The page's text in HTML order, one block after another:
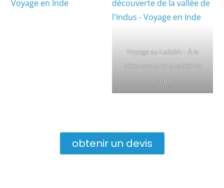
Voyage au Ladakh – À la
découverte de la vallée de
l’Indus
obtenir un devis